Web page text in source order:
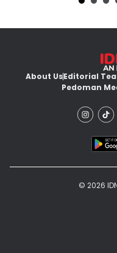
About UsEditorial
Pedoman
© 2026